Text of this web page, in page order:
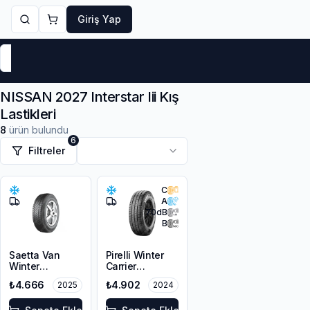
Giriş Yap
NISSAN 2027 Interstar Iii Kış
Lastikleri
8 ürün bulundu
Filtreler
6
Saetta Van
Winter
205/75R16C
110/108R
₺4.666 2025
C
A
70dB
B
Pirelli Winter
Carrier
205/75R16C
110/108R M+S
3PMSF
₺4.902 2024